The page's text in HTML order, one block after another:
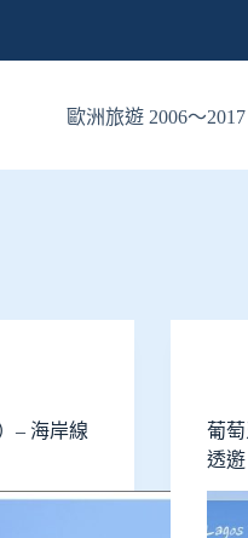
歐洲旅遊 2006～2017
– 海岸線
葡
透𨘋